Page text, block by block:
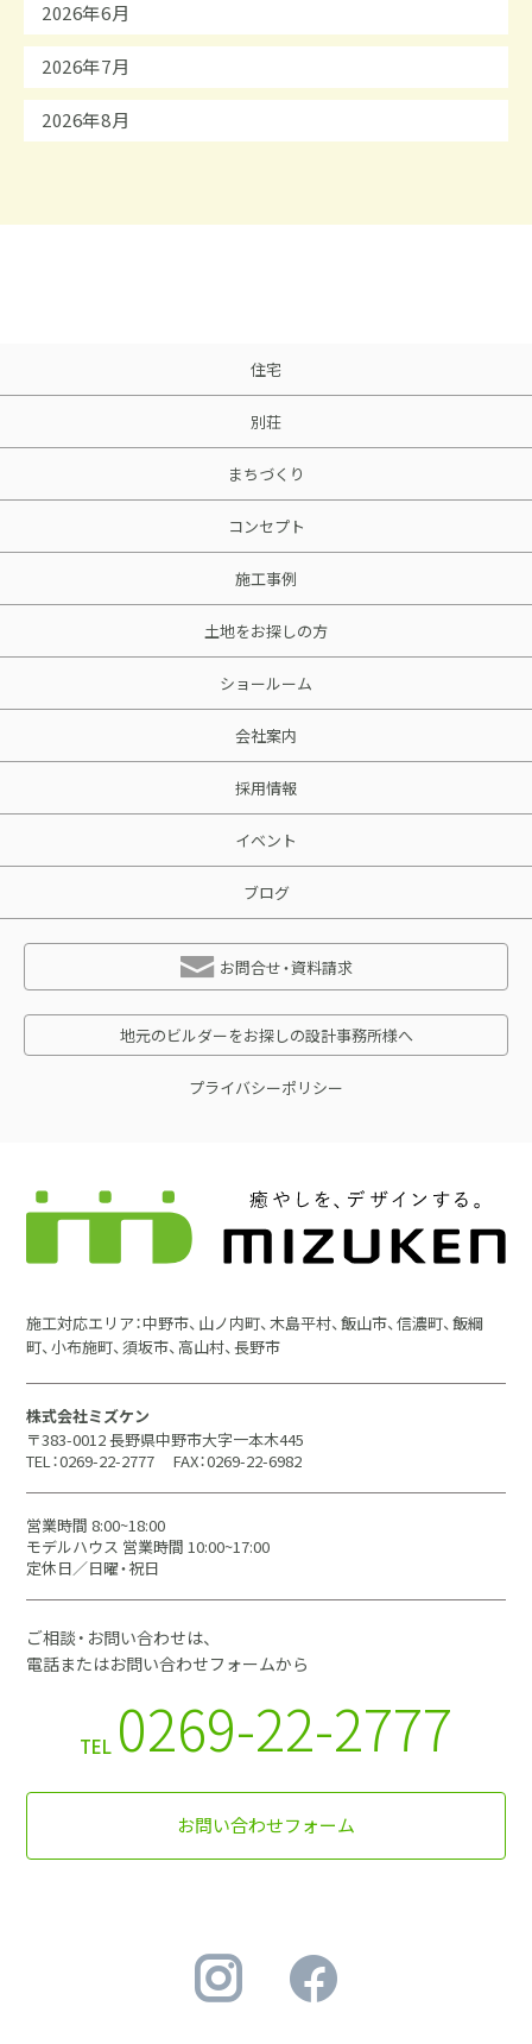
2026年6月
2026年7月
2026年8月
住宅
別荘
まちづくり
コンセプト
施工事例
土地をお探しの方
ショールーム
会社案内
採用情報
イベント
ブログ
お問合せ・資料請求
地元のビルダーをお探しの設計事務所様へ
プライバシーポリシー
施工対応エリア：中野市、山ノ内町、木島平村、飯山市、信濃町、飯綱
町、小布施町、須坂市、高山村、長野市
株式会社ミズケン
〒383-0012 長野県中野市大字一本木445
TEL：0269-22-2777
FAX：0269-22-6982
営業時間 8:00~18:00
モデルハウス 営業時間 10:00~17:00
定休日／日曜・祝日
ご相談・お問い合わせは、
電話またはお問い合わせフォームから
TEL 0269-22-2777
お問い合わせフォーム